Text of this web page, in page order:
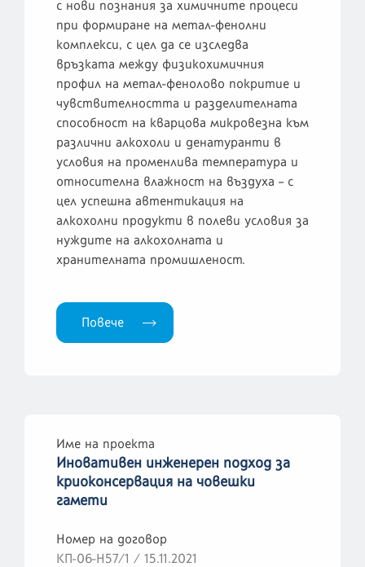
с нови познания за химичните процеси
при формиране на метал-фенолни
комплекси, с цел да се изследва
връзката между физикохимичния
профил на метал-фенолово покритие и
чувствителността и разделителната
способност на кварцова микровезна към
различни алкохоли и денатуранти в
условия на променлива температура и
относителна влажност на въздуха – с
цел успешна автентикация на
алкохолни продукти в полеви условия за
нуждите на алкохолната и
хранителната промишленост.
Повече
Име на проекта
Иновативен инженерен подход за
криоконсервация на човешки
гамети
Номер на договор
КП-06-Н57/1 / 15.11.2021